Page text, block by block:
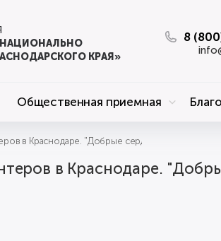
НАЦИОНАЛЬНО
КРАЯ»
8
Общественная приемная
в Краснодаре. "Добрые сердца"
в Краснодаре.